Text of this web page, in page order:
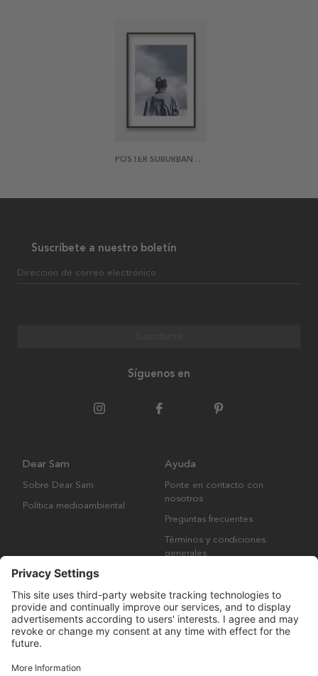
POSTER SUBURBAN DREAMS
Suscríbete a nuestro boletín
Dirección de correo electrónico
Síguenos en
Dear Sam
Sobre Dear Sam
Política medioambiental
Ayuda
Ponte en contacto con
nosotros
Preguntas frecuentes
Términos y condiciones
generales
Derechos de autor © Many Brands AB 2023. Todos los derechos